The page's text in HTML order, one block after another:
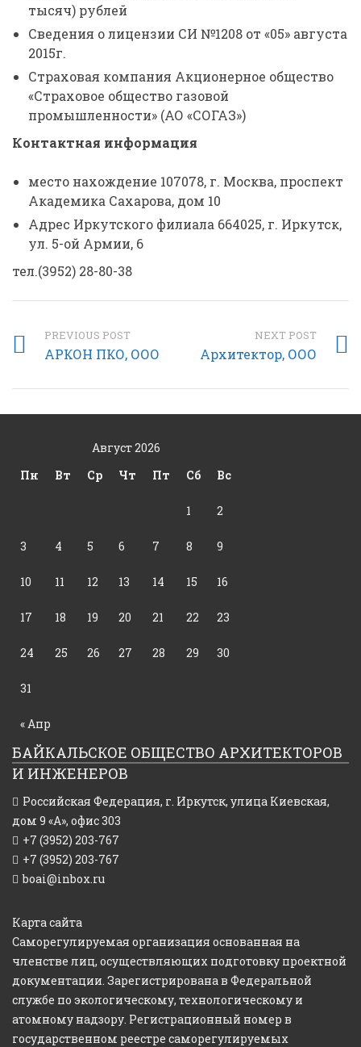
тысяч) рублей
Сведения о лицензии СИ №1208 от «05» августа
2015г.
Страховая компания Акционерное общество
«Страховое общество газовой
промышленности» (АО «СОГАЗ»)
Контактная информация
место нахождение 107078, г. Москва, проспект
Академика Сахарова, дом 10
Адрес Иркутского филиала 664025, г. Иркутск,
ул. 5-ой Армии, 6
тел.(3952) 28-80-38
PREVIOUS POST
АРКОН ПКО, ООО
NEXT POST
Архитектор, ООО
Август 2026
Пн
Вт Ср Чт Пт Сб Вс
« Апр
1 2
3 4 5 6 7 8 9
10 11 12 13 14 15 16
17 18 19 20 21 22 23
24 25 26 27 28 29 30
31
БАЙКАЛЬСКОЕ ОБЩЕСТВО АРХИТЕКТОРОВ
И ИНЖЕНЕРОВ
Российская Федерация, г. Иркутск, улица Киевская,
дом 9 «А», офис 303
+7 (3952) 203-767
+7 (3952) 203-767
boai@inbox.ru
Карта сайта
Саморегулируемая организация основанная на
членстве лиц, осуществляющих подготовку проектной
документации. Зарегистрирована в Федеральной
службе по экологическому, технологическому и
атомному надзору. Регистрационный номер в
государственном реестре саморегулируемых